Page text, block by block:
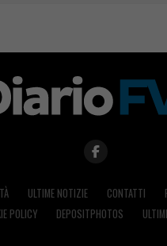
ULTIME NOTIZIE CONTATTI
POLICY
DEPOSITPHOTOS